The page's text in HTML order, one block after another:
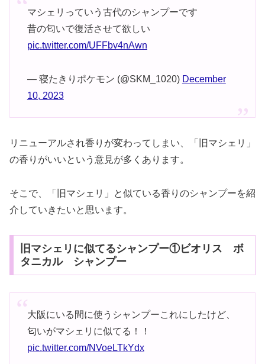
マシェリっていう古代のシャンプーです
昔の匂いで復活させて欲しい
pic.twitter.com/UFFbv4nAwn
— 寝たきりポケモン (@SKM_1020) December
10, 2023
リニューアルされ香りが変わってしまい、「旧マシェリ」
の香りがいいという意見が多くあります。
そこで、「旧マシェリ」と似ている香りのシャンプーを紹
介していきたいと思います。
旧マシェリに似てるシャンプー①ビオリス ボ
タニカル シャンプー
大阪にいる間に使うシャンプーこれにしたけど、
匂いがマシェリに似てる！！
pic.twitter.com/NVoeLTkYdx